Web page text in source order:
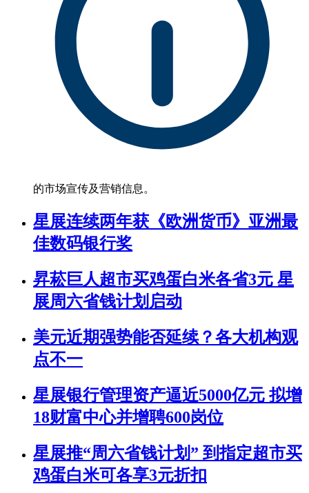
的市场宣传及营销信息。
星展连续两年获《欧洲货币》亚洲最
佳数码银行奖
昇菘巨人超市买鸡蛋白米各省3元 星
展周六省钱计划启动
美元近期强势能否延续？各大机构观
点不一
星展银行管理资产逼近5000亿元 拟增
18财富中心并增聘600岗位
星展推“周六省钱计划” 到指定超市买
鸡蛋白米可各享3元折扣